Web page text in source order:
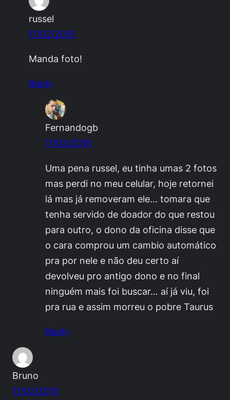
russel
11/02/2015
Manda foto!
Reply
Fernandogb
11/03/2015
Uma pena russel, eu tinha umas 2 fotos
mas perdi no meu celular, hoje retornei
lá mas já removeram ele… tomara que
tenha servido de doador do que restou
para outro, o dono da oficina disse que
o cara comprou um cambio automático
pra por nele e não deu certo aí
devolveu pro antigo dono e no final
ninguém mais foi buscar… aí já viu, foi
pra rua e assim morreu o pobre Taurus
Reply
Bruno
11/02/2015